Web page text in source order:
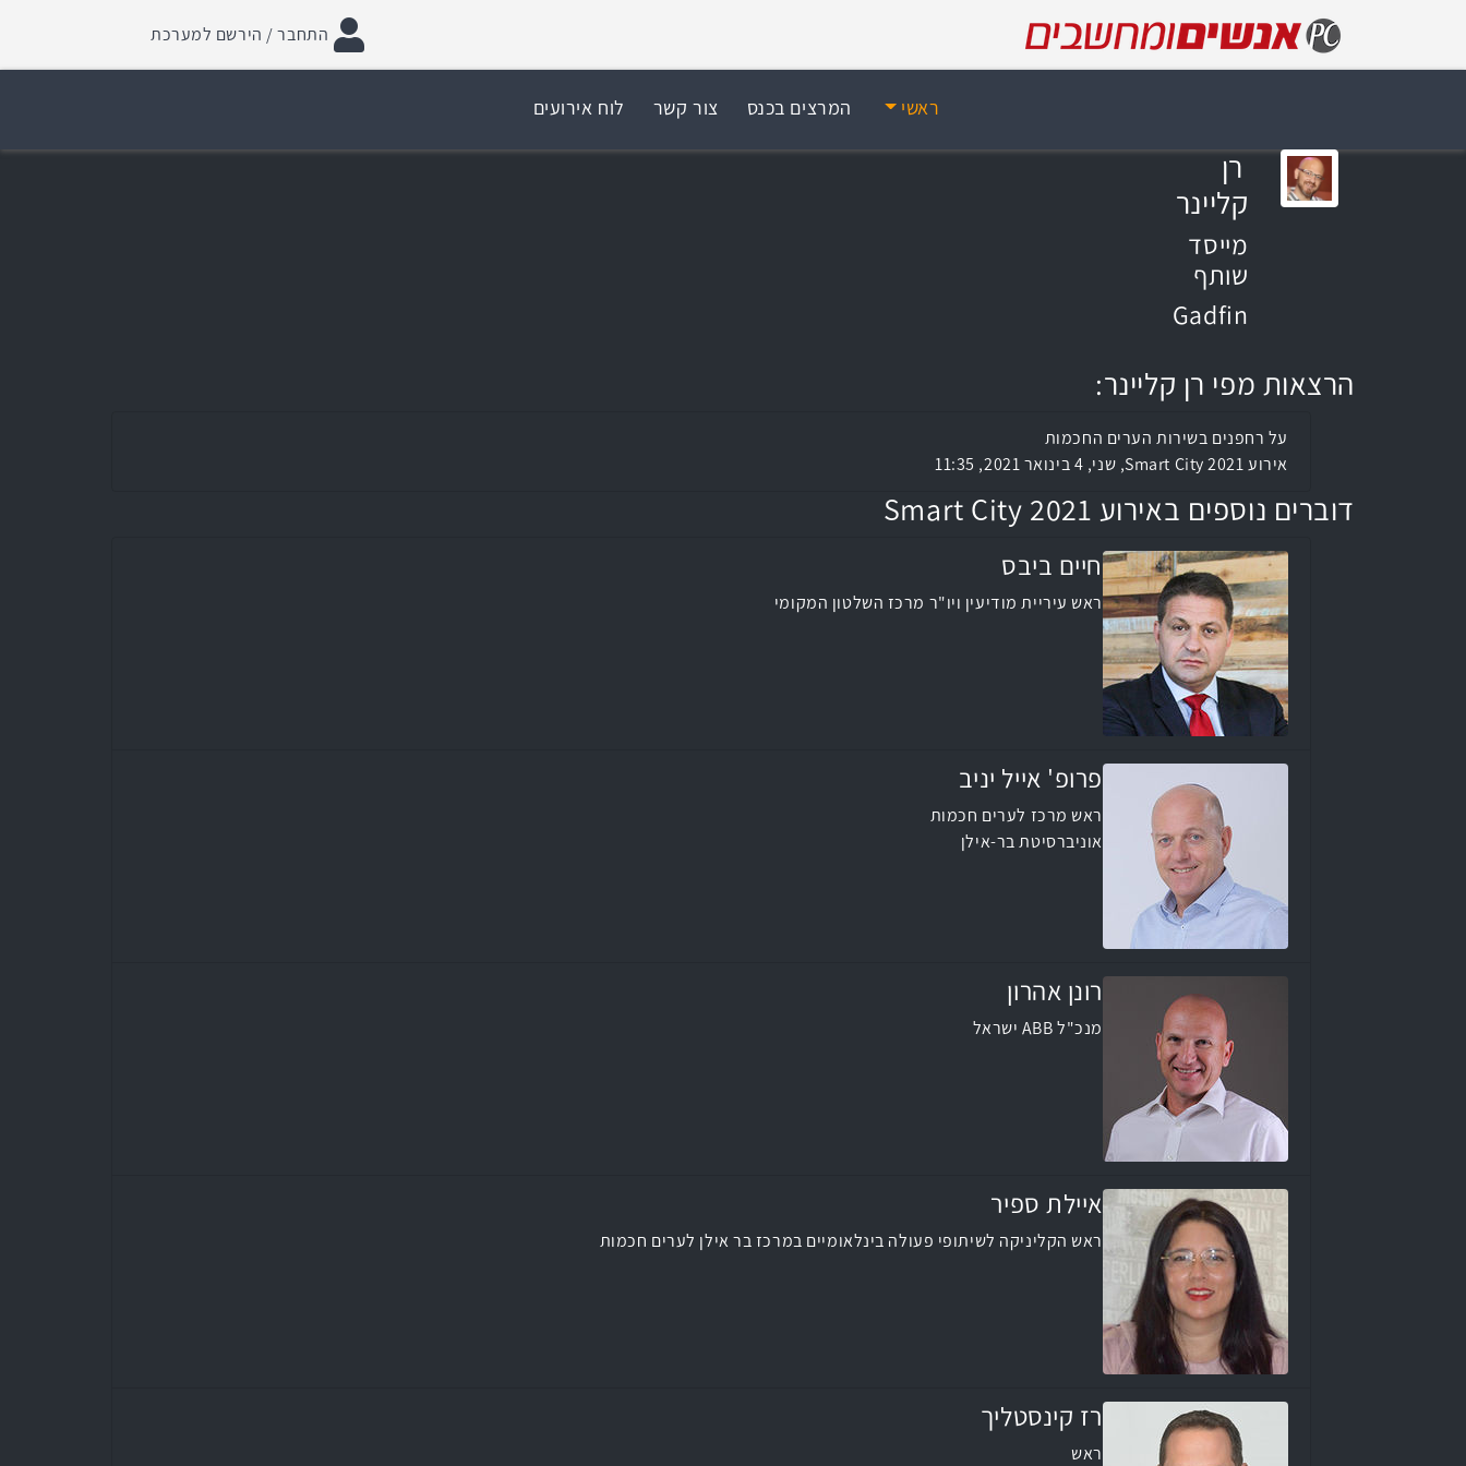
התחבר / הירשם למערכת
ראשי המרצים בכנס צור קשר לוח אירועים
רן
קליינר
מייסד
שותף
Gadfin
הרצאות מפי רן קליינר:
על רחפנים בשירות הערים החכמות
אירוע Smart City 2021, שני, 4 בינואר 2021, 11:35
דוברים נוספים באירוע Smart City 2021
חיים ביבס
ראש עיריית מודיעין ויו"ר מרכז השלטון המקומי
פרופ' אייל יניב
ראש מרכז לערים חכמות
אוניברסיטת בר-אילן
רונן אהרון
מנכ"ל ABB ישראל
איילת ספיר
ראש הקליניקה לשיתופי פעולה בינלאומיים במרכז בר אילן לערים חכמות
רז קינסטליך
ראש